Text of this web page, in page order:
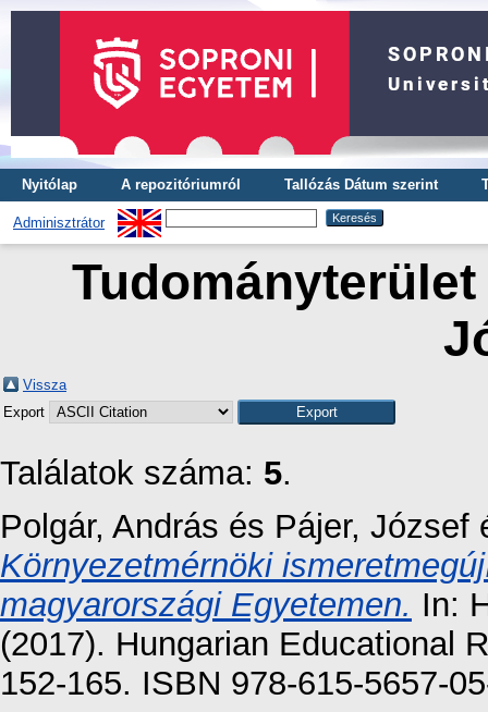
Nyitólap A repozitóriumról Tallózás Dátum szerint
Adminisztrátor
Vissza
Export
Találatok száma: 5.
Polgár, András és Pájer, József
Környezetmérnöki
magyarországi Egyetemen. In:
(2017). Hungarian Educational
152-165. ISBN 978-615-5657-